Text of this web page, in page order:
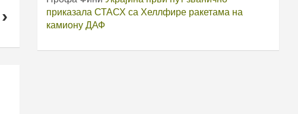
приказала СТАСХ са Хеллфире ракетама на
камиону ДАФ